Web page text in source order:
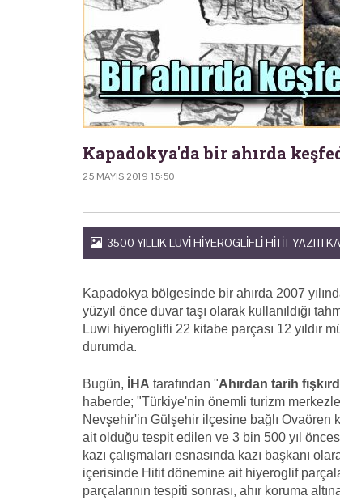
Kapadokya'da bir ahırda
25 MAYIS 2019 15:50
3500 YILLIK LUVI HIYEROGLIFLI HITIT YAZITI
Kapadokya bölgesinde bir ahırda 2007
yüzyıl önce duvar taşı olarak kullanıldığı
Luwi hiyeroglifli 22 kitabe parçası 12 yıldır
durumda.
Bugün, İHA tarafından "Ahırdan tarih
haberde; "Türkiye'nin önemli turizm
Nevşehir'in Gülşehir ilçesine bağlı
ait olduğu tespit edilen ve 3 bin 500 yıl
kazı çalışmaları esnasında kazı başkanı
içerisinde Hitit dönemine ait hiyeroglif
parçalarının tespiti sonrası, ahır koruma